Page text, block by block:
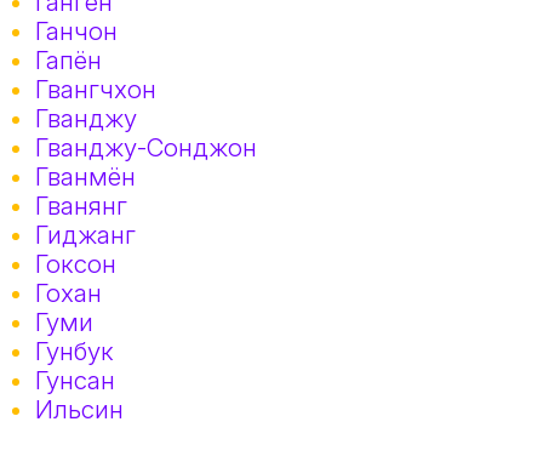
Ганчон
Гапён
Гвангчхон
Гванджу
Гванджу-Сонджон
Гванмён
Гванянг
Гиджанг
Гоксон
Гохан
Гуми
Гунбук
Гунсан
Ильсин